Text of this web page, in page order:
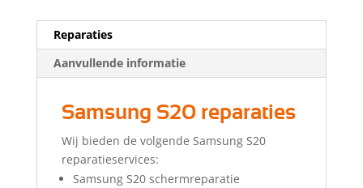
Reparaties
Aanvullende informatie
Samsung S20 reparaties
Wij bieden de volgende Samsung S20
reparatieservices:
Samsung S20 schermreparatie